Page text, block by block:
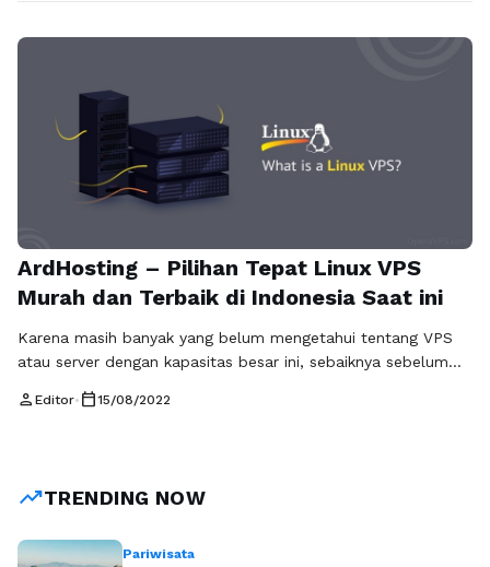
ArdHosting – Pilihan Tepat Linux VPS
Murah dan Terbaik di Indonesia Saat ini
Karena masih banyak yang belum mengetahui tentang VPS
atau server dengan kapasitas besar ini, sebaiknya sebelum
baiknya kita bahas dulu pengertian dari VPS beserta
person Editor• calendar_today15/08/2022
trending_upTRENDING NOW
Pariwisata